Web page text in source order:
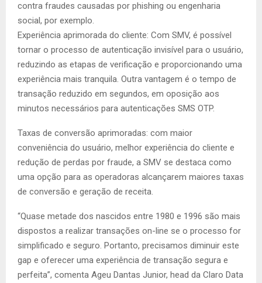
contra fraudes causadas por phishing ou engenharia
social, por exemplo.
Experiência aprimorada do cliente: Com SMV, é possível
tornar o processo de autenticação invisível para o usuário,
reduzindo as etapas de verificação e proporcionando uma
experiência mais tranquila. Outra vantagem é o tempo de
transação reduzido em segundos, em oposição aos
minutos necessários para autenticações SMS OTP.
Taxas de conversão aprimoradas: com maior
conveniência do usuário, melhor experiência do cliente e
redução de perdas por fraude, a SMV se destaca como
uma opção para as operadoras alcançarem maiores taxas
de conversão e geração de receita.
“Quase metade dos nascidos entre 1980 e 1996 são mais
dispostos a realizar transações on-line se o processo for
simplificado e seguro. Portanto, precisamos diminuir este
gap e oferecer uma experiência de transação segura e
perfeita”, comenta Ageu Dantas Junior, head da Claro Data